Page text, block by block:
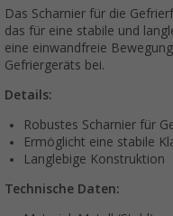
Das Scharnier für die
das für eine stabile und
eine einwandfreie
Gefriergeräts bei.
Details:
Robustes Scharnier für
Ermöglicht eine stabile
Langlebige Konstruktion
Technische Daten: